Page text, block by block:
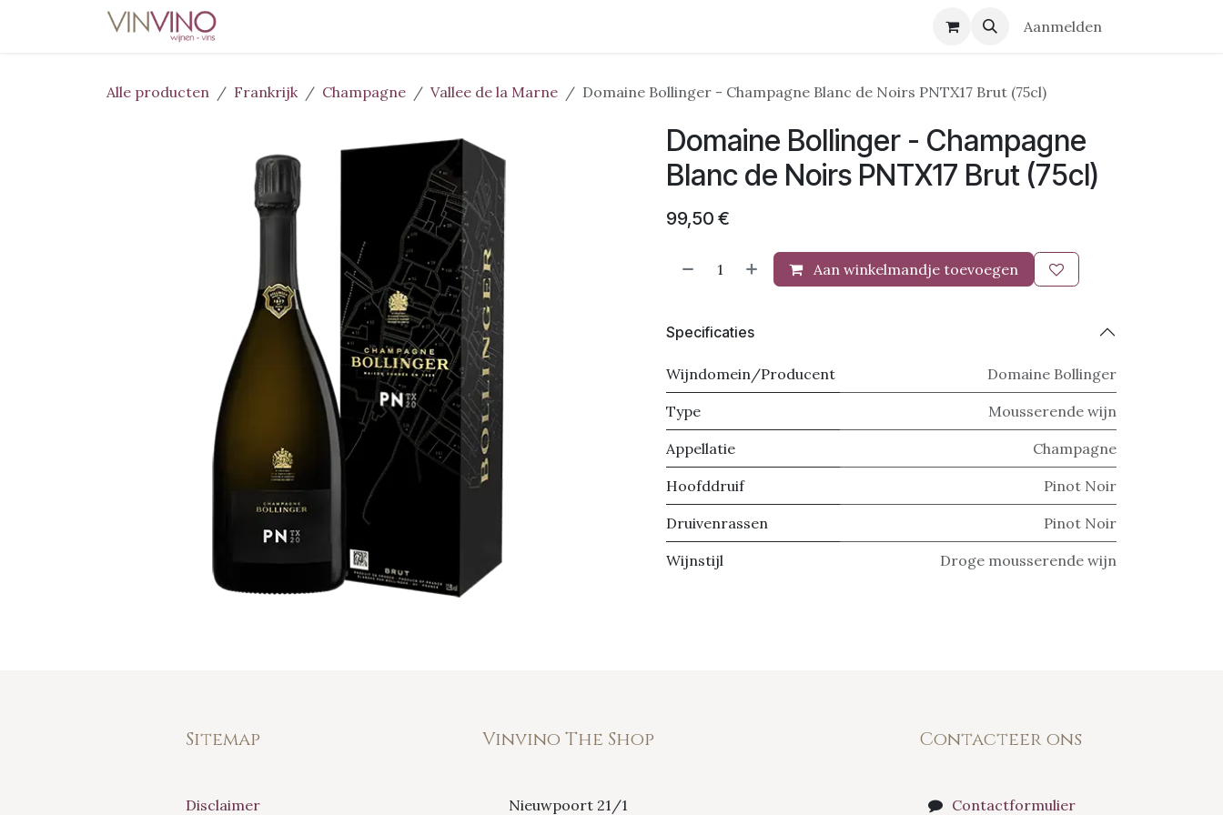
Overslaan naar inhoud
Aanmelden
Alle producten Frankrijk Champagne Vallee de la Marne Domaine Bollinger - Champagne Blanc de Noirs PNTX17 Brut (75cl)
Domaine Bollinger - Champagne
Blanc de Noirs PNTX17 Brut (75cl)
99,50 €
Aan winkelmandje toevoegen
Specificaties
Wijndomein/Producent Domaine Bollinger
Type Mousserende wijn
Appellatie Champagne
Hoofddruif Pinot Noir
Druivenrassen Pinot Noir
Wijnstijl Droge mousserende wijn
Sitemap
Disclaimer
Vinvino The Shop
Nieuwpoort 21/1
Contacteer ons
Contactformulier